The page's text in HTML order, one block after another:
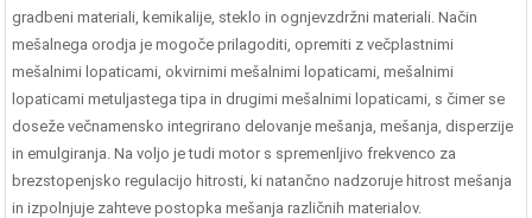
gradbeni materiali, kemikalije, steklo in ognjevzdržni materiali. Način
mešalnega orodja je mogoče prilagoditi, opremiti z večplastnimi
mešalnimi lopaticami, okvirnimi mešalnimi lopaticami, mešalnimi
lopaticami metuljastega tipa in drugimi mešalnimi lopaticami, s čimer se
doseže večnamensko integrirano delovanje mešanja, mešanja, disperzije
in emulgiranja. Na voljo je tudi motor s spremenljivo frekvenco za
brezstopenjsko regulacijo hitrosti, ki natančno nadzoruje hitrost mešanja
in izpolnjuje zahteve postopka mešanja različnih materialov.